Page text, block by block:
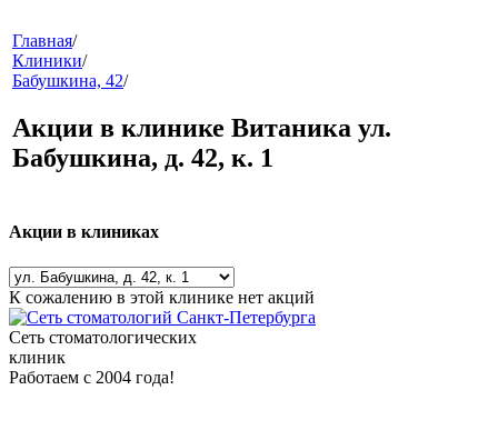
меню
звонок
Главная/
Клиники/
Бабушкина, 42/
Акции в клинике Витаника ул.
Бабушкина, д. 42, к. 1
Акции в клиниках
К сожалению в этой клинике нет акций
Сеть стоматологических
клиник
Работаем с 2004 года!